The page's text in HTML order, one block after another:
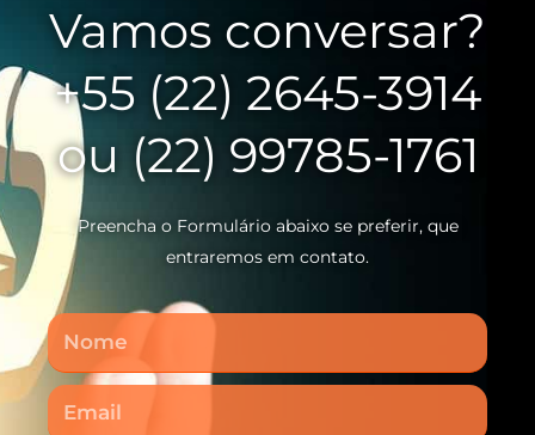
Vamos conversar?
+55 (22) 2645-3914
ou (22) 99785-1761
Preencha o Formulário abaixo se preferir, que
entraremos em contato.
Nome
Email